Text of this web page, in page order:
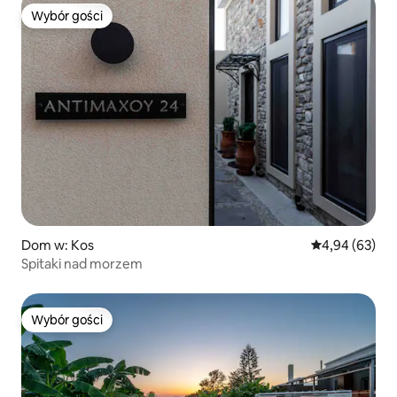
Wybór gości
Wybór gości
Dom w: Kos Średnia
4,94 (63)
Spitaki nad morzem
Wybór gości
Wybór gości